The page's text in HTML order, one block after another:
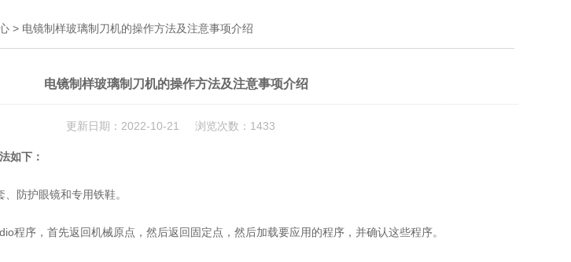
> 电镜制样玻璃制刀机的操作方法及注意事项介绍
电镜制样玻璃制刀机的操作方法及注意事项介绍
更新日期：2022-10-21 浏览次数：1433
如下：
防护眼镜和专用铁鞋。
序，首先返回机械原点，然后返回固定点，然后加载要应用的程序，并确认这些程序。